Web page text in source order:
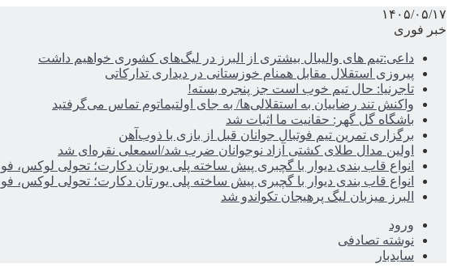
۱۴۰۵/۰۵/۱۷
خبر فوری
داعی:تیم های والیبال بیشتری از البرز در لیگ‌های کشوری خواهیم داشت
پیروزی استقلال مقابل همنام خوزستانی در دیداری تدارکاتی
تاجرنیا: حال تیم خوب است جز پنجره بسته!
واکنش تند رضاییان به استقلالی‌ها/ به جای اولتیماتوم تماس می‌گرفتید
باشگاه گل گهر: حقانیت ما اثبات شد
برگزاری تمرین تیم فوتبال جوانان قبل از بازی با ذوب‌آهن
اولین مدال طلای کشتی آزاد نوجوانان ضرب شد/اسمعلی نقره‌ای شد
انواع قاب بندی دیوار با گچبری پیش ساخته پلی یورتان دکارت؛ تحولی لوکس،
انواع قاب بندی دیوار با گچبری پیش ساخته پلی یورتان دکارت؛ تحولی لوکس،
البرز میزبان لیگ پرهیجان تکواندو شد
ورود
نوشته تصادفی
سایدبار